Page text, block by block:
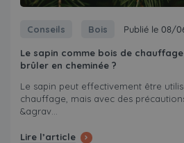
Conseils Bois Publié le 08/
Le sapin comme bois de
brûler en cheminée ?
Le sapin peut effectivement être
chauffage, mais avec des
&agrav...
Lire l’article